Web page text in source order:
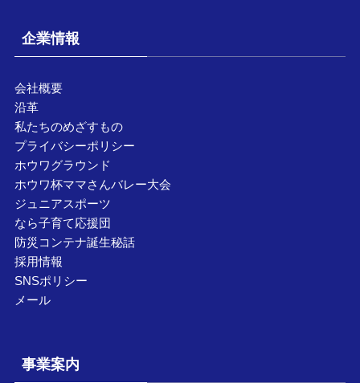
企業情報
会社概要
沿革
私たちのめざすもの
プライバシーポリシー
ホウワグラウンド
ホウワ杯ママさんバレー大会
ジュニアスポーツ
なら子育て応援団
防災コンテナ誕生秘話
採用情報
SNSポリシー
メール
事業案内